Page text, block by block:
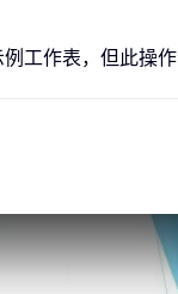
工作表，但此操作